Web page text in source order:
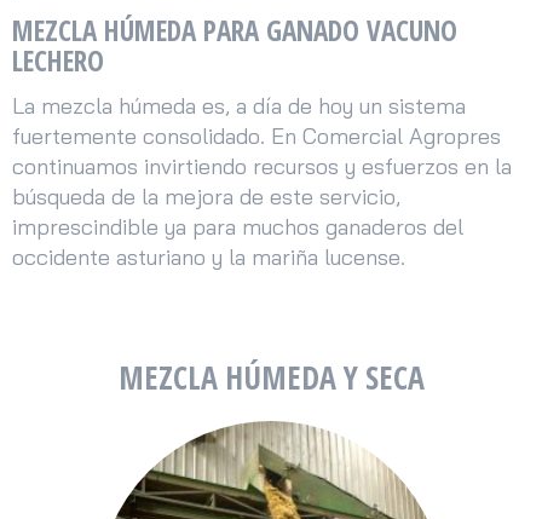
MEZCLA HÚMEDA PARA GANADO VACUNO
LECHERO
La mezcla húmeda es, a día de hoy un sistema
fuertemente consolidado. En Comercial Agropres
continuamos invirtiendo recursos y esfuerzos en la
búsqueda de la mejora de este servicio,
imprescindible ya para muchos ganaderos del
occidente asturiano y la mariña lucense.
MEZCLA HÚMEDA Y SECA